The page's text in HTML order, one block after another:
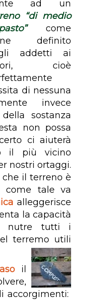
ad un
“di medio
come
definito
addetti ai
cioè
di nessuna
invece
sostanza
non possa
ci aiuterà
il più vicino
nostri ortaggi.
il terreno è
come tale va
alleggerisce
la capacità
nutre tutti i
terremo utili
il
accorgimenti: